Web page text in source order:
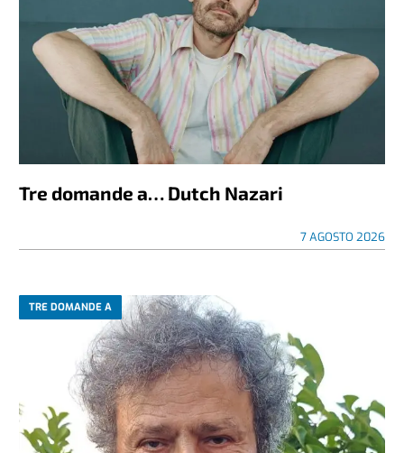
Tre domande a… Dutch Nazari
7 AGOSTO 2026
TRE DOMANDE A